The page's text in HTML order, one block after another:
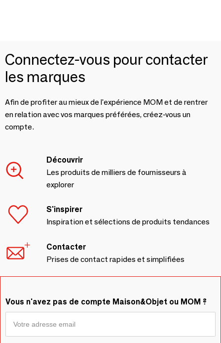
Connectez-vous pour contacter
les marques
Afin de profiter au mieux de l'expérience MOM et de rentrer
en relation avec vos marques préférées, créez-vous un
compte.
Découvrir
Les produits de milliers de fournisseurs à
explorer
S'inspirer
Inspiration et sélections de produits tendances
Contacter
Prises de contact rapides et simplifiées
Vous n'avez pas de compte Maison&Objet ou MOM ?